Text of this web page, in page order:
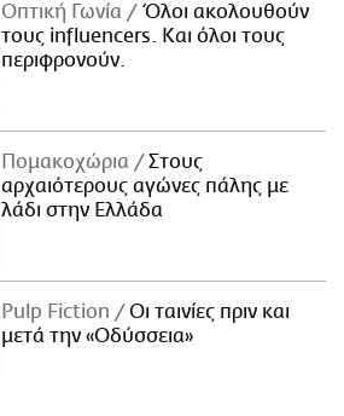
Οπτική Γωνία
Όλοι ακολουθούν
τους influencers. Και όλοι τους
περιφρονούν.
Πομακοχώρια
Στους
αρχαιότερους αγώνες πάλης με
λάδι στην Ελλάδα
Pulp Fiction
Οι ταινίες πριν και
μετά την «Οδύσσεια»